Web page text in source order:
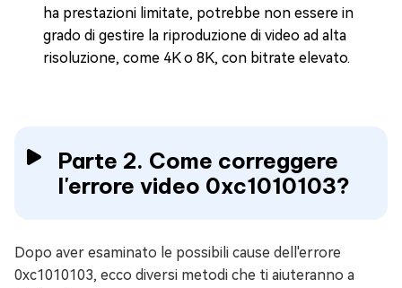
ha prestazioni limitate, potrebbe non essere in
grado di gestire la riproduzione di video ad alta
risoluzione, come 4K o 8K, con bitrate elevato.
Parte 2. Come correggere
l'errore video 0xc1010103?
Dopo aver esaminato le possibili cause dell'errore
0xc1010103, ecco diversi metodi che ti aiuteranno a